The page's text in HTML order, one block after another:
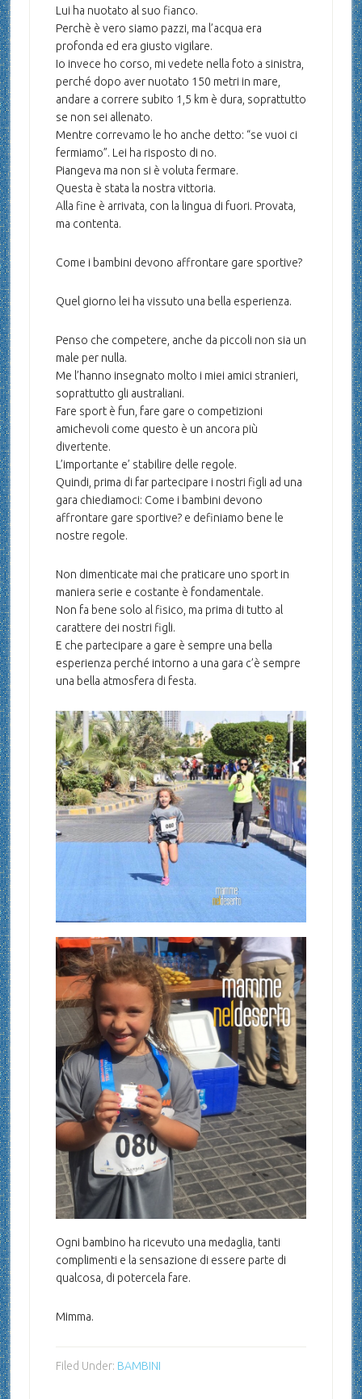
Lui ha nuotato al suo fianco.
Perchè è vero siamo pazzi, ma l’acqua era
profonda ed era giusto vigilare.
Io invece ho corso, mi vedete nella foto a sinistra,
perché dopo aver nuotato 150 metri in mare,
andare a correre subito 1,5 km è dura, soprattutto
se non sei allenato.
Mentre correvamo le ho anche detto: “se vuoi ci
fermiamo”. Lei ha risposto di no.
Piangeva ma non si è voluta fermare.
Questa è stata la nostra vittoria.
Alla fine è arrivata, con la lingua di fuori. Provata,
ma contenta.
Come i bambini devono affrontare gare sportive?
Quel giorno lei ha vissuto una bella esperienza.
Penso che competere, anche da piccoli non sia un
male per nulla.
Me l’hanno insegnato molto i miei amici stranieri,
soprattutto gli australiani.
Fare sport è fun, fare gare o competizioni
amichevoli come questo è un ancora più
divertente.
L’importante e’ stabilire delle regole.
Quindi, prima di far partecipare i nostri figli ad una
gara chiediamoci: Come i bambini devono
affrontare gare sportive? e definiamo bene le
nostre regole.
Non dimenticate mai che praticare uno sport in
maniera serie e costante è fondamentale.
Non fa bene solo al fisico, ma prima di tutto al
carattere dei nostri figli.
E che partecipare a gare è sempre una bella
esperienza perché intorno a una gara c’è sempre
una bella atmosfera di festa.
Ogni bambino ha ricevuto una medaglia, tanti
complimenti e la sensazione di essere parte di
qualcosa, di potercela fare.
Mimma.
Filed Under: BAMBINI